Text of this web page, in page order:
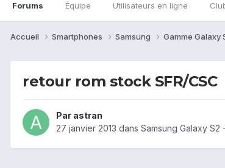
Forums Équipe Utilisateurs en ligne
Accueil Smartphones Samsung Gamme Galaxy
retour rom stock SFR/CSC
Par astran
27 janvier 2013 dans Samsung Galaxy